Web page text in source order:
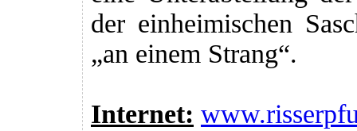
der einheimischen
„an einem Strang“.
Internet: